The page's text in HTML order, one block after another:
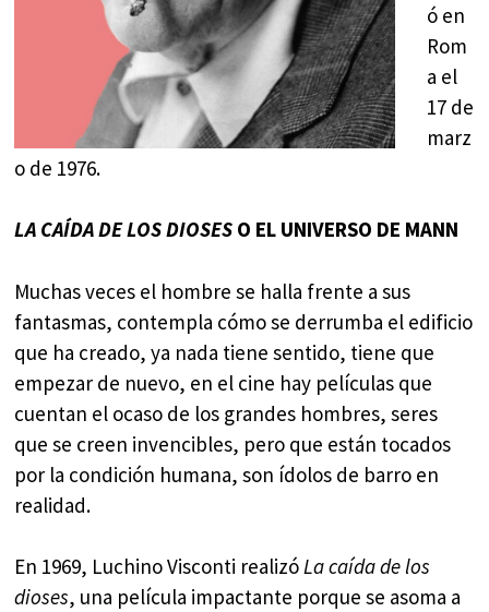
ó en
Rom
a el
17 de
marz
o de 1976.
LA CAÍDA DE LOS DIOSES O EL UNIVERSO DE MANN
Muchas veces el hombre se halla frente a sus
fantasmas, contempla cómo se derrumba el edificio
que ha creado, ya nada tiene sentido, tiene que
empezar de nuevo, en el cine hay películas que
cuentan el ocaso de los grandes hombres, seres
que se creen invencibles, pero que están tocados
por la condición humana, son ídolos de barro en
realidad.
En 1969, Luchino Visconti realizóLa caída de los
dioses, una película impactante porque se asoma a